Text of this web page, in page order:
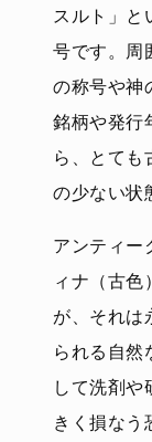
スルト」と
号です。周
の称号や神
銘柄や発行
ら、とても
の少ない状
アンティー
ィナ（古色
が、それは
られる自然
して洗剤や
きく損なう